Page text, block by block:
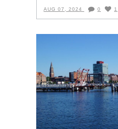
AUG 07, 2024 0 1